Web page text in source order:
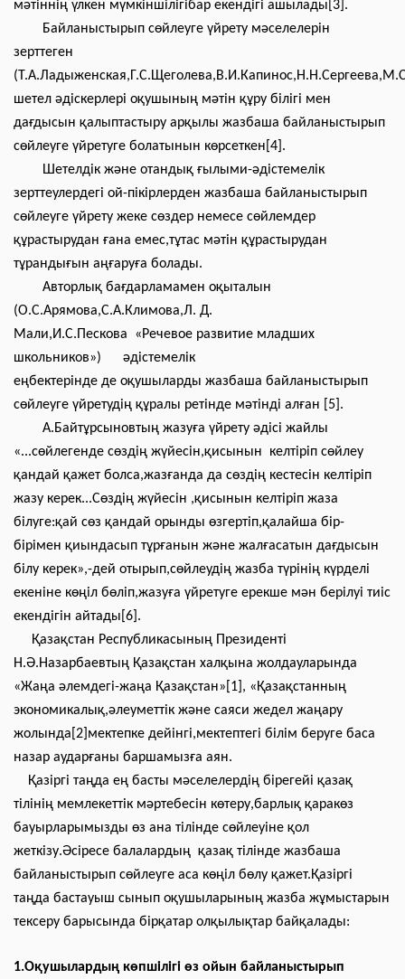
мәтіннің үлкен мүмкіншілігібар екендігі ашылады[3].
Байланыстырып сөйлеуге үйрету мәселелерін
зерттеген
шетел әдіскерлері оқушының мәтін құру білігі мен
дағдысын қалыптастыру арқылы жазбаша байланыстырып
сөйлеуге үйретуге болатынын көрсеткен[4].
Шетелдік және отандық ғылыми-әдістемелік
зерттеулердегі ой-пікірлерден жазбаша байланыстырып
сөйлеуге үйрету жеке сөздер немесе сөйлемдер
құрастырудан ғана емес,тұтас мәтін құрастырудан
тұрандығын аңғаруға болады.
Авторлық бағдарламамен оқыталын
(О.С.Арямова,С.А.Климова,Л. Д.
Мали,И.С.Пескова «Речевое развитие младших
школьников») әдістемелік
еңбектерінде де оқушыларды жазбаша байланыстырып
сөйлеуге үйретудің құралы ретінде мәтінді алған [5].
А.Байтұрсыновтың жазуға үйрету әдісі жайлы
«...сөйлегенде сөздің жүйесін,қисынын келтіріп сөйлеу
қандай қажет болса,жазғанда да сөздің кестесін келтіріп
жазу керек...Сөздің жүйесін ,қисынын келтіріп жаза
білуге:қай сөз қандай орынды өзгертіп,қалайша бір-
бірімен қиындасып тұрғанын және жалғасатын дағдысын
білу керек»,-дей отырып,сөйлеудің жазба түрінің күрделі
екеніне көңіл бөліп,жазуға үйретуге ерекше мән берілуі тиіс
екендігін айтады[6].
Қазақстан Республикасының Президенті
Н.Ә.Назарбаевтың Қазақстан халқына жолдауларында
«Жаңа әлемдегі-жаңа Қазақстан»[1], «Қазақстанның
экономикалық,әлеуметтік және саяси жедел жаңару
жолында[2]мектепке дейінгі,мектептегі білім беруге баса
назар аударғаны баршамызға аян.
Қазіргі таңда ең басты мәселелердің бірегейі қазақ
тілінің мемлекеттік мәртебесін көтеру,барлық қаракөз
бауырларымызды өз ана тілінде сөйлеуіне қол
жеткізу.Әсіресе балалардың қазақ тілінде жазбаша
байланыстырып сөйлеуге аса көңіл бөлу қажет.Қазіргі
таңда бастауыш сынып оқушыларының жазба жұмыстарын
тексеру барысында бірқатар олқылықтар байқалады:
1.Оқушылардың көпшілігі өз ойын байланыстырып